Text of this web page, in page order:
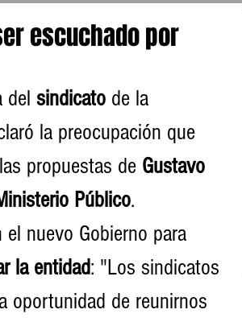
escuchado por
del sindicato de la
la preocupación que
propuestas de Gustavo
Público.
nuevo Gobierno para
la entidad: "Los sindicatos
oportunidad de reunirnos